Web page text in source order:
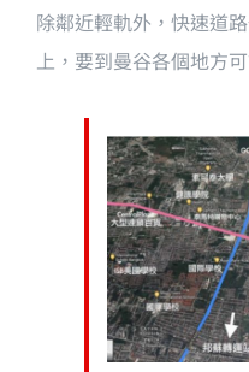
除鄰近輕軌外，快速道
上，要到曼谷各個地方